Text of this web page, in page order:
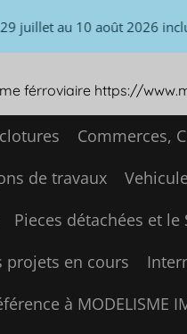
juillet au 10 août 2026
férroviaire https://
Commerces,
de travaux
Pieces détachées et le
projets en cours
à MODELISME